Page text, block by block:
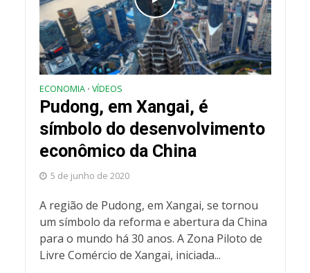
ECONOMIA • VÍDEOS
Pudong, em Xangai, é
símbolo do desenvolvimento
econômico da China
5 de junho de 2020
A região de Pudong, em Xangai, se tornou
um símbolo da reforma e abertura da China
para o mundo há 30 anos. A Zona Piloto de
Livre Comércio de Xangai, iniciada...